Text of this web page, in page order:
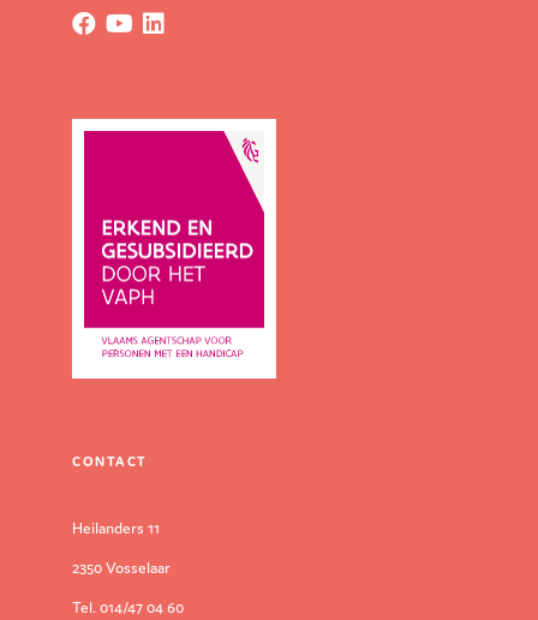
CONTACT
Heilanders 11
2350 Vosselaar
Tel. 014/47 04 60